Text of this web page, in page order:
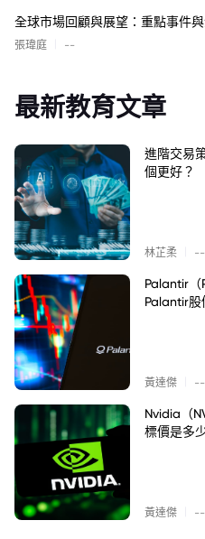
全球市場回顧與展望：重點事件
張瑋庭 --
最新教育文章
進階交易
個更好？
林芷柔 --
Palantir（
Palantir股
黃達傑 --
Nvidia（
標價是多
黃達傑 --